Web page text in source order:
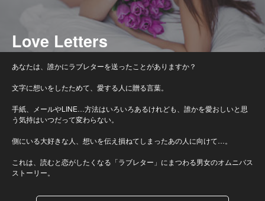
Love Letters
あなたは、誰かにラブレターを送ったことがありますか？
文字に想いをしたためて、愛する人に贈る言葉。
手紙、メールやLINE…方法はいろいろあるけれども、誰かを愛おしいと思
う気持はいつだって変わらない。
側にいる大好きな人、想いを伝え損ねてしまったあの人に向けて…。
これは、読むと恋がしたくなる「ラブレター」にまつわる男女のオムニバス
ストーリー。